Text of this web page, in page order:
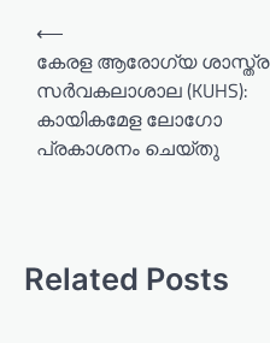
i
⟵
കേരള ആരോഗ്യ ശാസ്ത്ര
സർവകലാശാല (KUHS):
കായികമേള ലോഗോ
പ്രകാശനം ചെയ്തു
Related Posts